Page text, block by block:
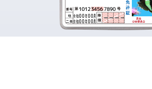
101234567890
他 令和00 年 00 月
二虫 令和00 年 00 月